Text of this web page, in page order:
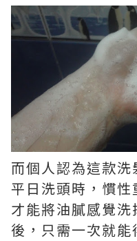
而個人認為這款洗
平日洗頭時，慣
才能將油膩感覺
後，只需一次就能